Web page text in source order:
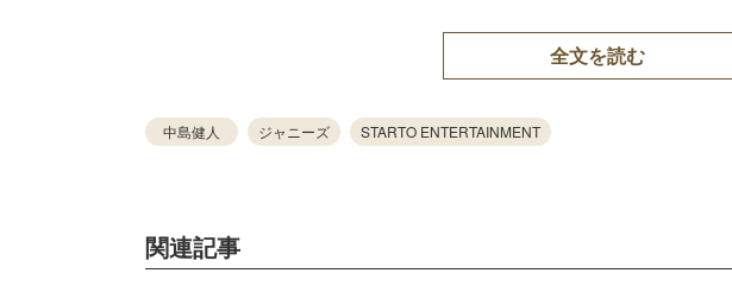
全文を読む
中島健人 ジャニーズ STARTO ENTERTAINMENT
関連記事